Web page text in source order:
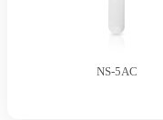
NS-5AC